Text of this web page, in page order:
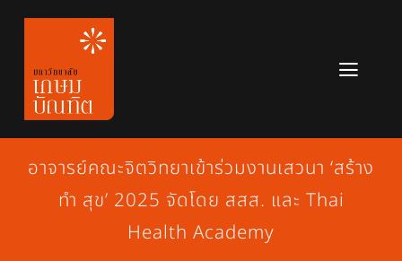
Skip
content
หลักสูตร
ข่าวสาร
เกี่ยวกับมหาวิทยาลัย
อาจารย์คณะจิตวิทยาเข้าร่วมงานเสวนา ‘สร้าง
ทำ สุข’ 2025 จัดโดย สสส. และ Thai
Health Academy